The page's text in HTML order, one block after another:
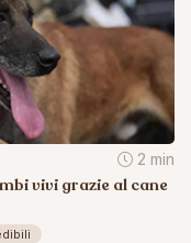
2 min
vivi grazie al cane